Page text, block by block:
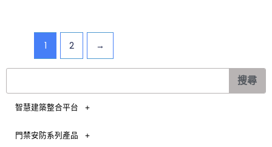
1 2 →
搜尋
智慧建築整合平台
門禁安防系列產品